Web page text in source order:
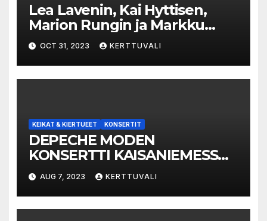
Lea Lavenin, Kai Hyttisen,
Marion Rungin ja Markku
Aron YHDESSÄ-
konserttisalikiertueelle lisää
konsertteja suuren kysynnän
vuoksi!
OCT 31, 2023 KERTTUVALI
KEIKAT & KIERTUEET KONSERTIT
DEPECHE MODEN
KONSERTTI KAISANIEMESSÄ
PERUUNTUU
AUG 7, 2023 KERTTUVALI